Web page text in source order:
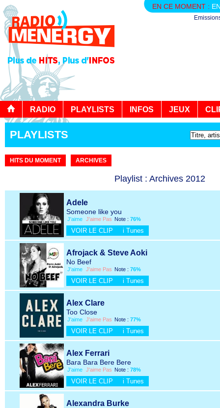
EN CE MOMENT :
RADIO PLAYLISTS INFOS JEUX
PLAYLISTS
HITS DU MOMENT ARCHIVES
Playlist : Archives 2012
Adele
Someone like you
J'aime J'aime Pas Note : 76%
VOIR LE CLIP i Tunes
Afrojack & Steve Aoki
No Beef
J'aime J'aime Pas Note : 76%
VOIR LE CLIP i Tunes
Alex Clare
Too Close
J'aime J'aime Pas Note : 77%
VOIR LE CLIP i Tunes
Alex Ferrari
Bara Bara Bere Bere
J'aime J'aime Pas Note : 78%
VOIR LE CLIP i Tunes
Alexandra Burke